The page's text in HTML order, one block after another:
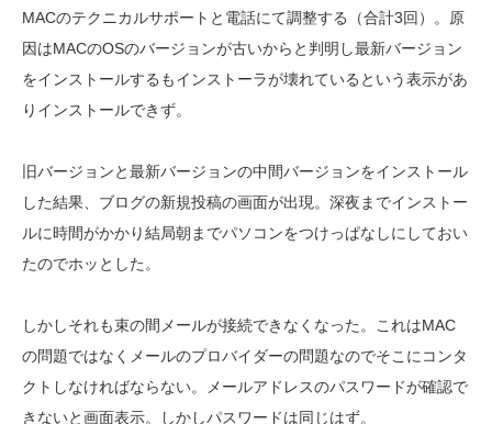
MACのテクニカルサポートと電話にて調整する（合計3回）。原
因はMACのOSのバージョンが古いからと判明し最新バージョン
をインストールするもインストーラが壊れているという表示があ
りインストールできず。
旧バージョンと最新バージョンの中間バージョンをインストール
した結果、ブログの新規投稿の画面が出現。深夜までインストー
ルに時間がかかり結局朝までパソコンをつけっぱなしにしておい
たのでホッとした。
しかしそれも束の間メールが接続できなくなった。これはMAC
の問題ではなくメールのプロバイダーの問題なのでそこにコンタ
クトしなければならない。メールアドレスのパスワードが確認で
きないと画面表示。しかしパスワードは同じはず。